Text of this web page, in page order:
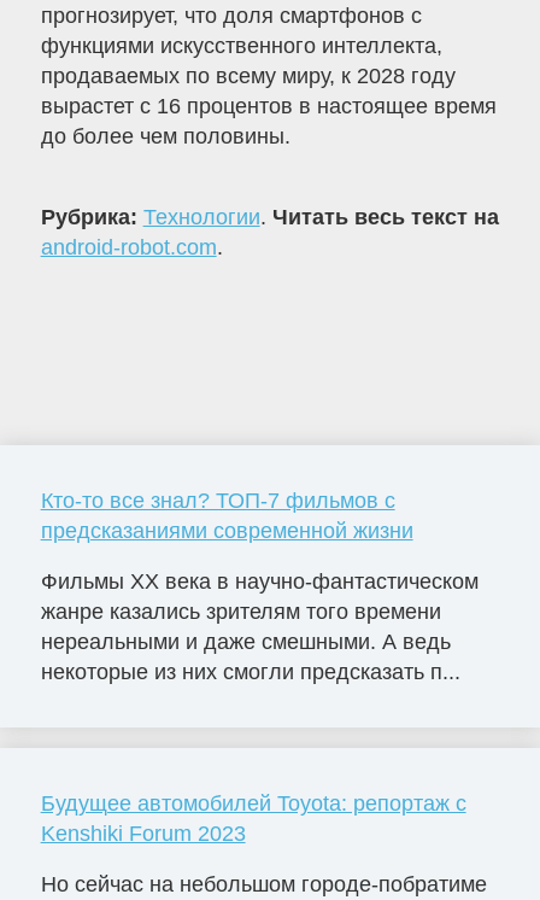
прогнозирует, что доля смартфонов с
функциями искусственного интеллекта,
продаваемых по всему миру, к 2028 году
вырастет с 16 процентов в настоящее время
до более чем половины.
Рубрика: Технологии. Читать весь текст на
android-robot.com.
Кто-то все знал? ТОП-7 фильмов с
предсказаниями современной жизни
Фильмы ХХ века в научно-фантастическом
жанре казались зрителям того времени
нереальными и даже смешными. А ведь
некоторые из них смогли предсказать п...
Будущее автомобилей Toyota: репортаж с
Kenshiki Forum 2023
Но сейчас на небольшом городе-побратиме